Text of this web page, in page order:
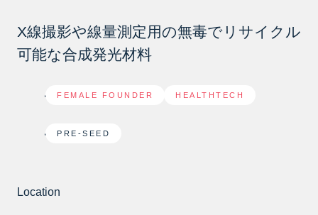
X線撮影や線量測定用の無毒でリサイクル
可能な合成発光材料
FEMALE FOUNDER HEALTHTECH
PRE-SEED
Location